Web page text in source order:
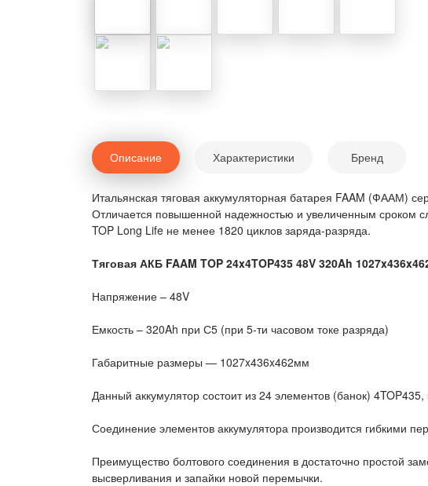
Описание Характеристики Бренд
Итальянская тяговая аккумуляторная батарея FAAM (ФААМ)
Отличается повышенной надежностью и увеличенным сроком
TOP Long Life не менее 1820 циклов заряда-разряда.
Тяговая АКБ FAAM TOP 24x4TOP435 48V 320Ah
Напряжение – 48V
Емкость – 320Ah при С5 (при 5-ти часовом токе разряда)
Габаритные размеры — 1027x436x462мм
Данный аккумулятор состоит из 24 элементов (банок)
Соединение элементов аккумулятора производится гибкими
Преимущество болтового соединения в достаточно простой
высверливания и запайки новой перемычки.